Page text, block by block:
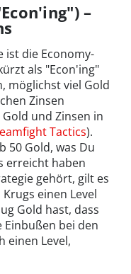
–
ist die Economy-
als "Econ'ing"
möglichst viel Gold
Zinsen
und Zinsen in
Tactics).
50 Gold, was Du
erreicht haben
gehört, gilt es
einen Level
Gold hast, dass
Einbußen bei den
einen Level,